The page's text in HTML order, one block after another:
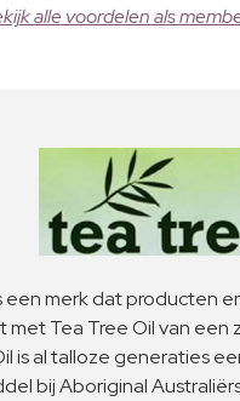
alle voordelen als
een merk dat producten
met Tea Tree Oil van een
is al talloze generaties
bij Aboriginal